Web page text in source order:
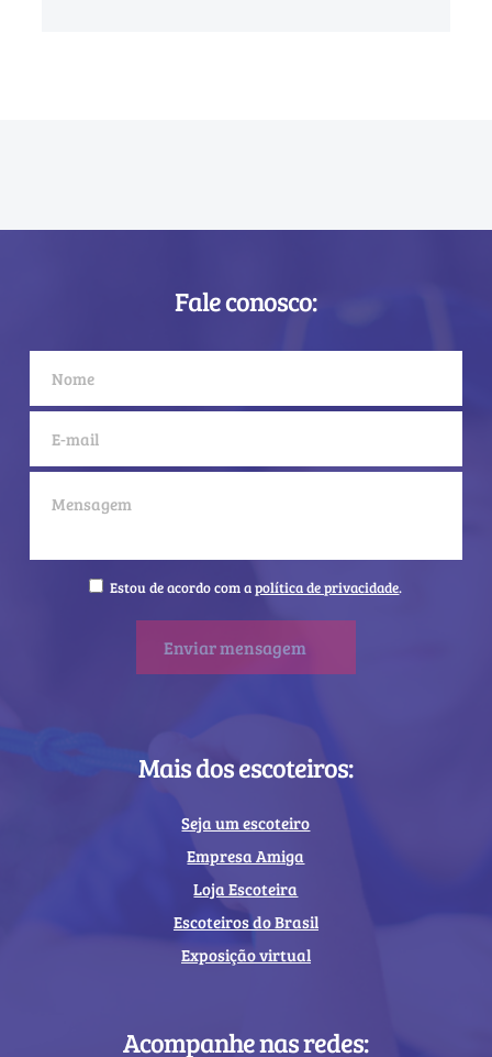
Fale conosco:
Estou de acordo com apolítica de privacidade.
Mais dos escoteiros:
Seja um escoteiro
Empresa Amiga
Loja Escoteira
Escoteiros do Brasil
Exposição virtual
Acompanhe nas redes: